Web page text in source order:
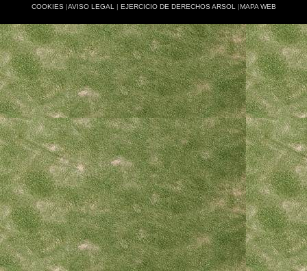
COOKIES|AVISO LEGAL | EJERCICIO DE DERECHOS ARSOL |MAPA WEB